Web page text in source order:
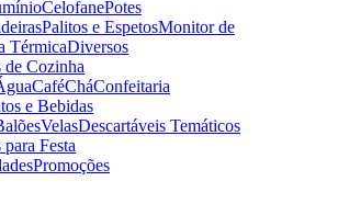
CelofanePotes
Palitos e EspetosMonitor de
TérmicaDiversos
Cozinha
CaféCháConfeitaria
e Bebidas
VelasDescartáveis Temáticos
Festa
Promoções